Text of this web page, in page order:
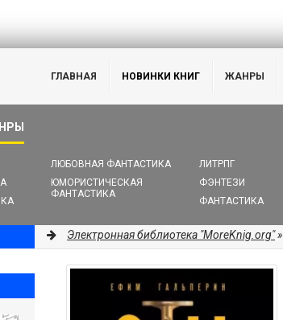
ГЛАВНАЯ НОВИНКИ КНИГ ЖАНРЫ
ЛЮБОВНАЯ ФАНТАСТИКА
ЮМОРИСТИЧЕСКАЯ
ФАНТАСТИКА
ЛИТРПГ
ФЭНТЕЗИ
ФАНТАСТИКА
Электронная библиотека "MoreKnig.org"»